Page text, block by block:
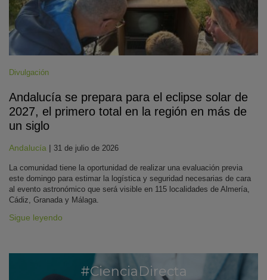
Divulgación
Andalucía se prepara para el eclipse solar de
2027, el primero total en la región en más de
un siglo
Andalucía | 31 de julio de 2026
La comunidad tiene la oportunidad de realizar una evaluación previa
este domingo para estimar la logística y seguridad necesarias de cara
al evento astronómico que será visible en 115 localidades de Almería,
Cádiz, Granada y Málaga.
Sigue leyendo
#CienciaDirecta